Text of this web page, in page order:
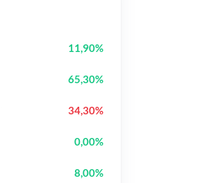
11,90%
65,30%
34,30%
0,00%
8,00%